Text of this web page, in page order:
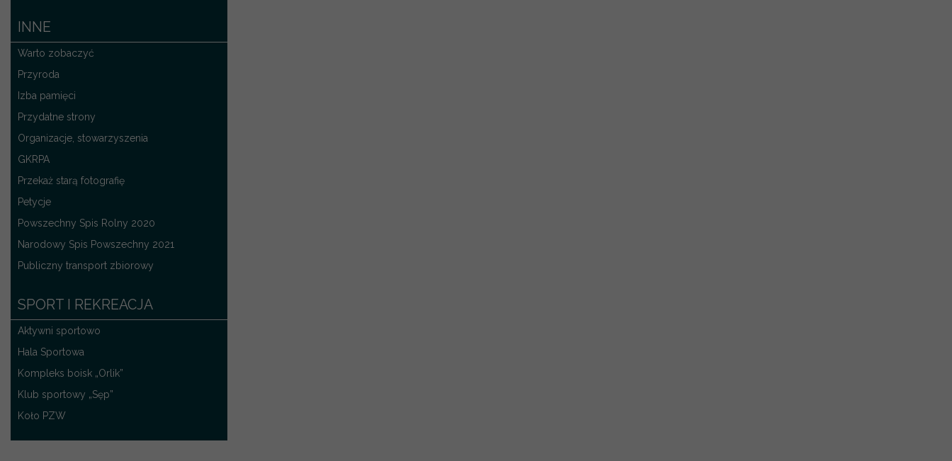
INNE
Warto zobaczyć
Przyroda
Izba pamięci
Przydatne strony
Organizacje, stowarzyszenia
GKRPA
Przekaż starą fotografię
Petycje
Powszechny Spis Rolny 2020
Narodowy Spis Powszechny 2021
Publiczny transport zbiorowy
SPORT I REKREACJA
Aktywni sportowo
Hala Sportowa
Kompleks boisk „Orlik”
Klub sportowy „Sęp”
Koło PZW